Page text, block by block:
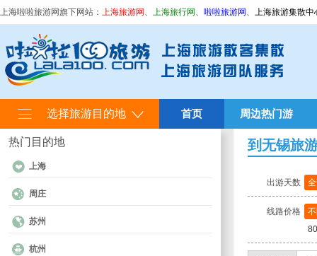
上海啦啦旅游网旗下网站： 上海旅游网 、 上海旅行网 、 啦啦旅游网 、 上海旅游集散中
选择旅游目的地 首页 周边热门游
热门目的地
上海
周庄
苏州
杭州
到无锡旅
出游天数
线路价格